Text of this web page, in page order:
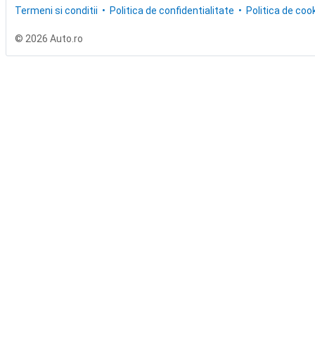
Termeni si conditii
Politica de confidentialitate Politica de
© 2026 Auto.ro